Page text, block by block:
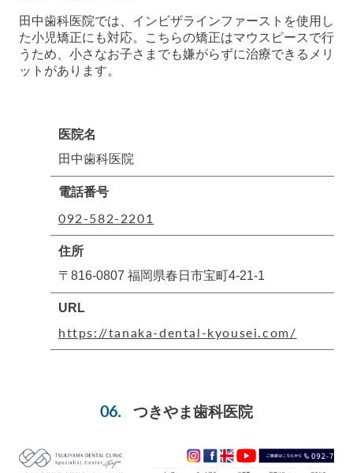
田中歯科医院では、インビザラインファーストを使用し
た小児矯正にも対応。こちらの矯正はマウスピースで行
うため、小さなお子さまでも嫌がらずに治療できるメリ
ットがあります。
医院名
田中歯科医院
電話番号
092-582-2201
住所
〒816-0807 福岡県春日市宝町4-21-1
URL
https://tanaka-dental-kyousei.com/
つきやま歯科医院